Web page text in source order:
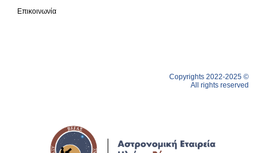
Επικοινωνία
Copyrights 2022-2025 ©
All rights reserved